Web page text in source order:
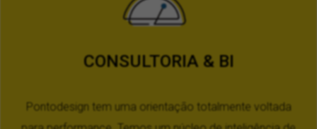
CONSULTORIA & BI
Pontodesign tem uma orientação totalmente voltada